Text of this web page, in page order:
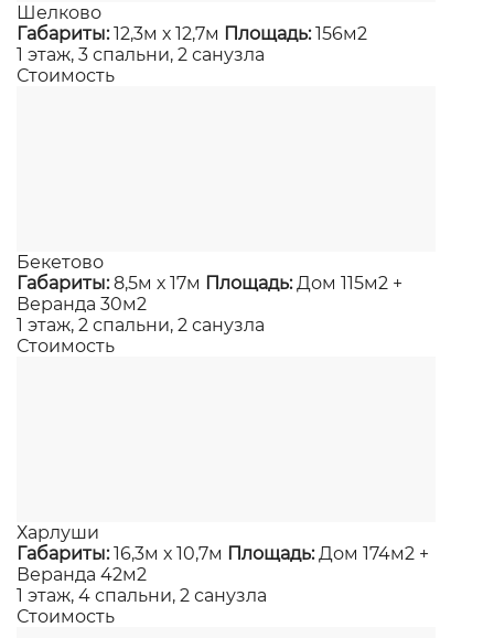
Шелково
Габариты:12,3м х 12,7м Площадь:156м2
1 этаж, 3 спальни, 2 санузла
Стоимость
Бекетово
Габариты:8,5м х 17м Площадь:Дом 115м2 +
Веранда 30м2
1 этаж, 2 спальни, 2 санузла
Стоимость
Харлуши
Габариты:16,3м х 10,7м Площадь:Дом 174м2 +
Веранда 42м2
1 этаж, 4 спальни, 2 санузла
Стоимость